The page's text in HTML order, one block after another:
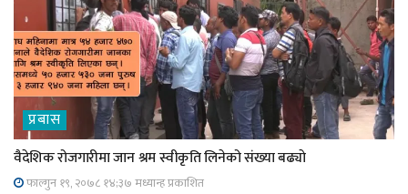
प्रबास
वैदेशिक रोजगारीमा जान श्रम स्वीकृति लिनेको संख्या बढ्याे
फाल्गुन १९, २०७८ १४;३७ मध्यान्ह प्रकाशित